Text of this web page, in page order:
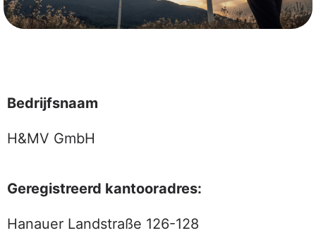
Bedrijfsnaam
H&MV GmbH
Geregistreerd kantooradres:
Hanauer Landstraße 126-128